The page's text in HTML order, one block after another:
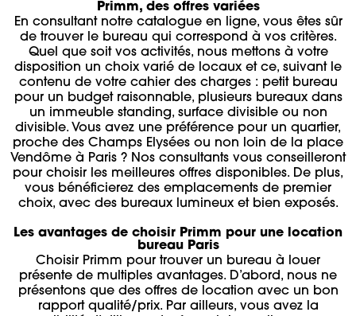
Primm, des offres variées
En consultant notre catalogue en ligne, vous êtes sûr
de trouver le bureau qui correspond à vos critères.
Quel que soit vos activités, nous mettons à votre
disposition un choix varié de locaux et ce, suivant le
contenu de votre cahier des charges : petit bureau
pour un budget raisonnable, plusieurs bureaux dans
un immeuble standing, surface divisible ou non
divisible. Vous avez une préférence pour un quartier,
proche des Champs Elysées ou non loin de la place
Vendôme à Paris ? Nos consultants vous conseilleront
pour choisir les meilleures offres disponibles. De plus,
vous bénéficierez des emplacements de premier
choix, avec des bureaux lumineux et bien exposés.
Les avantages de choisir Primm pour une location
bureau Paris
Choisir Primm pour trouver un bureau à louer
présente de multiples avantages. D’abord, nous ne
présentons que des offres de location avec un bon
rapport qualité/prix. Par ailleurs, vous avez la